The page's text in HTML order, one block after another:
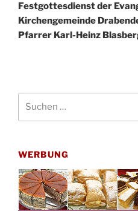
Beitrag
Festgottesdienst der
Kirchengemeinde
Pfarrer Karl-Heinz
WERBUNG